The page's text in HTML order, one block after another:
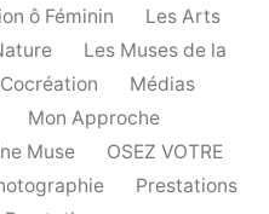
ô Féminin
Les Arts
Les Muses de la
Cocréation
Médias
Mon Approche
Muse
OSEZ VOTRE
Prestations